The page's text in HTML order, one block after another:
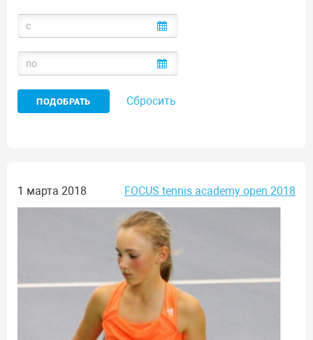
Сбросить
1 марта 2018 FOCUS tennis academy open 2018